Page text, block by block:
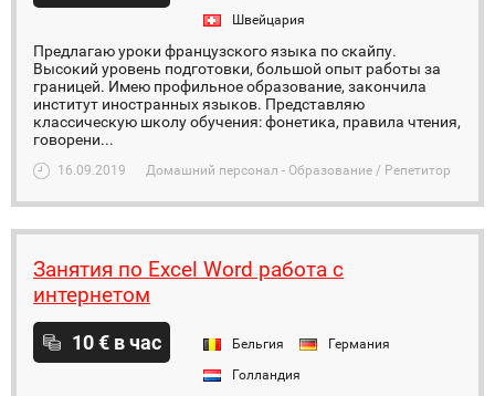
Швейцария
Предлагаю уроки французского языка по скайпу.
Высокий уровень подготовки, большой опыт работы за
границей. Имею профильное образование, закончила
институт иностранных языков. Представляю
классическую школу обучения: фонетика, правила чтения,
говорени...
16.09.2019 Домашний персонал - Образование / Репетитор
Занятия по Excel Word работа с
интернетом
10 € в час Бельгия
Германия
Голландия